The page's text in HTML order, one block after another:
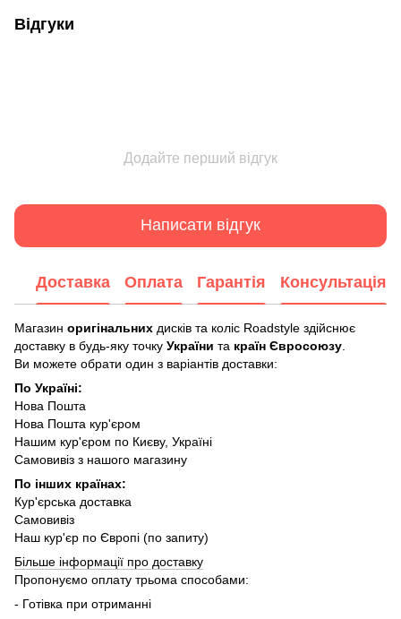
Відгуки
Додайте перший відгук
Написати відгук
Доставка Оплата Гарантія Консультація
Магазин оригінальних дисків та коліс Roadstyle здійснює
доставку в будь-яку точку України та країн Євросоюзу
Ви можете обрати один з варіантів доставки:
По Україні:
Нова Пошта
Нова Пошта кур'єром
Нашим кур'єром по Києву, Україні
Самовивіз з нашого магазину
По інших країнах:
Кур'єрська доставка
Самовивіз
Наш кур'єр по Європі (по запиту)
Більше інформації про доставку
Пропонуємо оплату трьома способами:
- Готівка при отриманні